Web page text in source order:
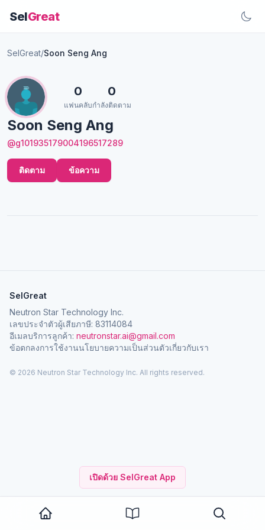
SelGreat
เปิดด้วย SelGreat App
SelGreat/Soon Seng Ang
Soon Seng Ang
@g101935179004196517289
0
แฟนคลับ
0
กำลังติดตาม
ติดตาม ข้อความ
SelGreat
Neutron Star Technology Inc.
เลขประจำตัวผู้เสียภาษี: 83114084
อีเมลบริการลูกค้า: neutronstar.ai@gmail.com
ข้อตกลงการใช้งานนโยบายความเป็นส่วนตัวเกี่ยวกับเรา
© 2026 Neutron Star Technology Inc. All rights reserved.